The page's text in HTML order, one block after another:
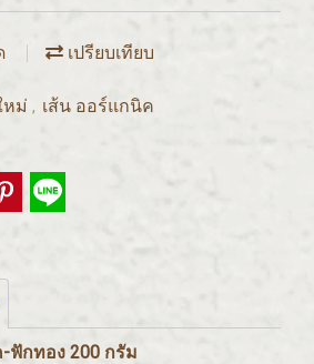
เปรียบเทียบ
ม่ , เส้น ออร์แกนิค
ฟักทอง 200 กรัม